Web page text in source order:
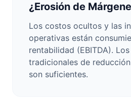
¿Erosión de
Los costos ocultos y las
operativas están
rentabilidad (EBITDA).
tradicionales de
son suficientes.